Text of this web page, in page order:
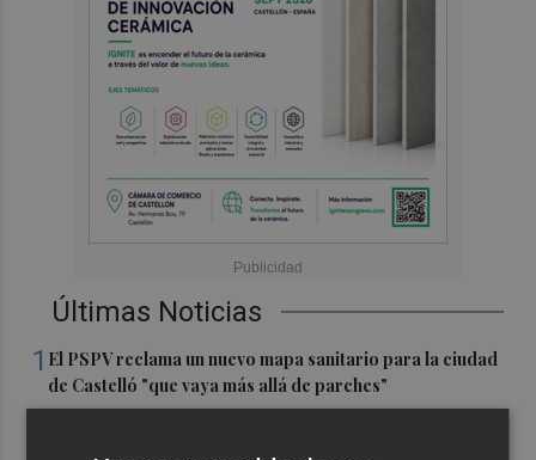
Últimas Noticias
1 El PSPV reclama un nuevo mapa sanitario para la ciudad
de Castelló "que vaya más allá de parches"